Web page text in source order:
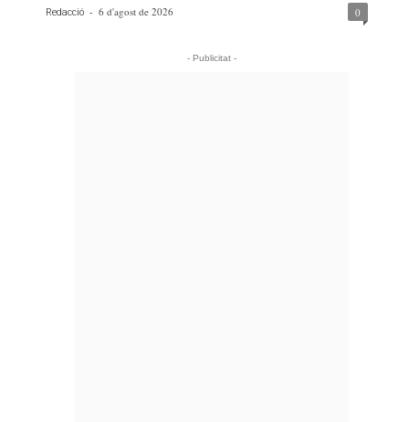
Redacció - 6 d'agost de 2026 0
- Publicitat -